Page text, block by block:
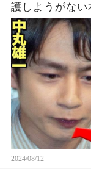
護しようがない
期の若い頃か
2024/08/12